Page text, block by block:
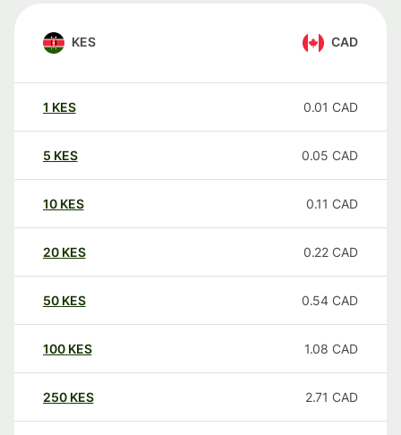
KES CAD
1 KES 0.01 CAD
5 KES 0.05 CAD
10 KES 0.11 CAD
20 KES 0.22 CAD
50 KES 0.54 CAD
100 KES 1.08 CAD
250 KES 2.71 CAD